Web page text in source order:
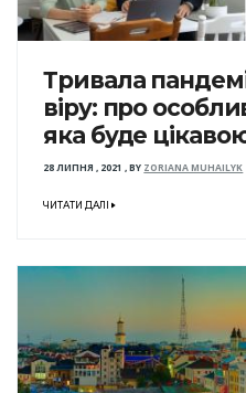
Тривала
віру: про
яка буде
28 ЛИПНЯ , 2021 ,BY ZORIANA MUHAILYK
ЧИТАТИ ДАЛІ